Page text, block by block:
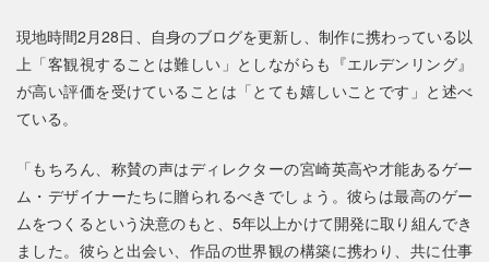
現地時間2月28日、自身のブログを更新し、制作に携わっている以
上「客観視することは難しい」としながらも『エルデンリング』
が高い評価を受けていることは「とても嬉しいことです」と述べ
ている。
「もちろん、称賛の声はディレクターの宮崎英高や才能あるゲー
ム・デザイナーたちに贈られるべきでしょう。彼らは最高のゲー
ムをつくるという決意のもと、5年以上かけて開発に取り組んでき
ました。彼らと出会い、作品の世界観の構築に携わり、共に仕事